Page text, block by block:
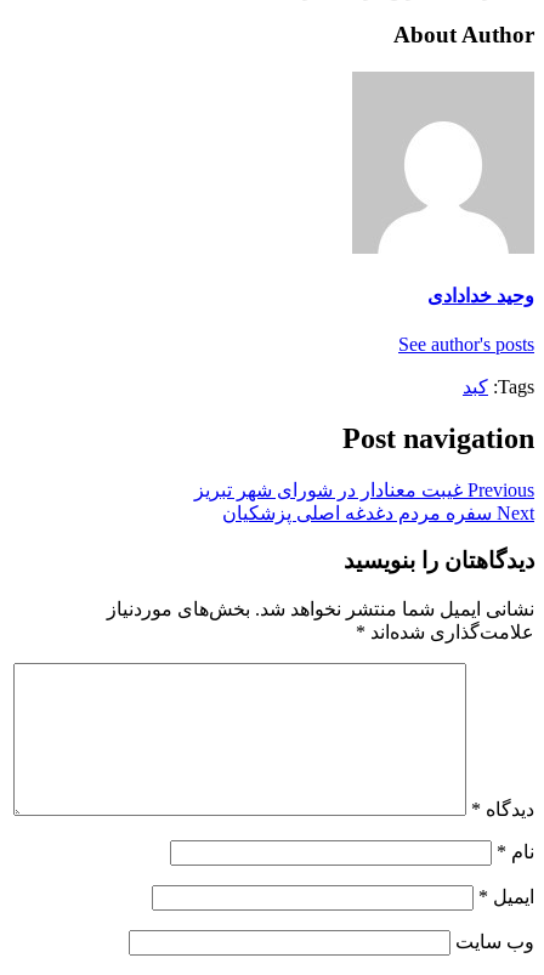
About Author
وحید خدادادی
See author's posts
Tags: کبد
Post navigation
Previous غیبت معنادار در شورای شهر تبریز
Next سفره مردم دغدغه اصلی پزشکیان
دیدگاهتان را بنویسید
نشانی ایمیل شما منتشر نخواهد شد. بخش‌های موردنیاز
علامت‌گذاری شده‌اند *
دیدگاه *
نام *
ایمیل *
وب‌ سایت